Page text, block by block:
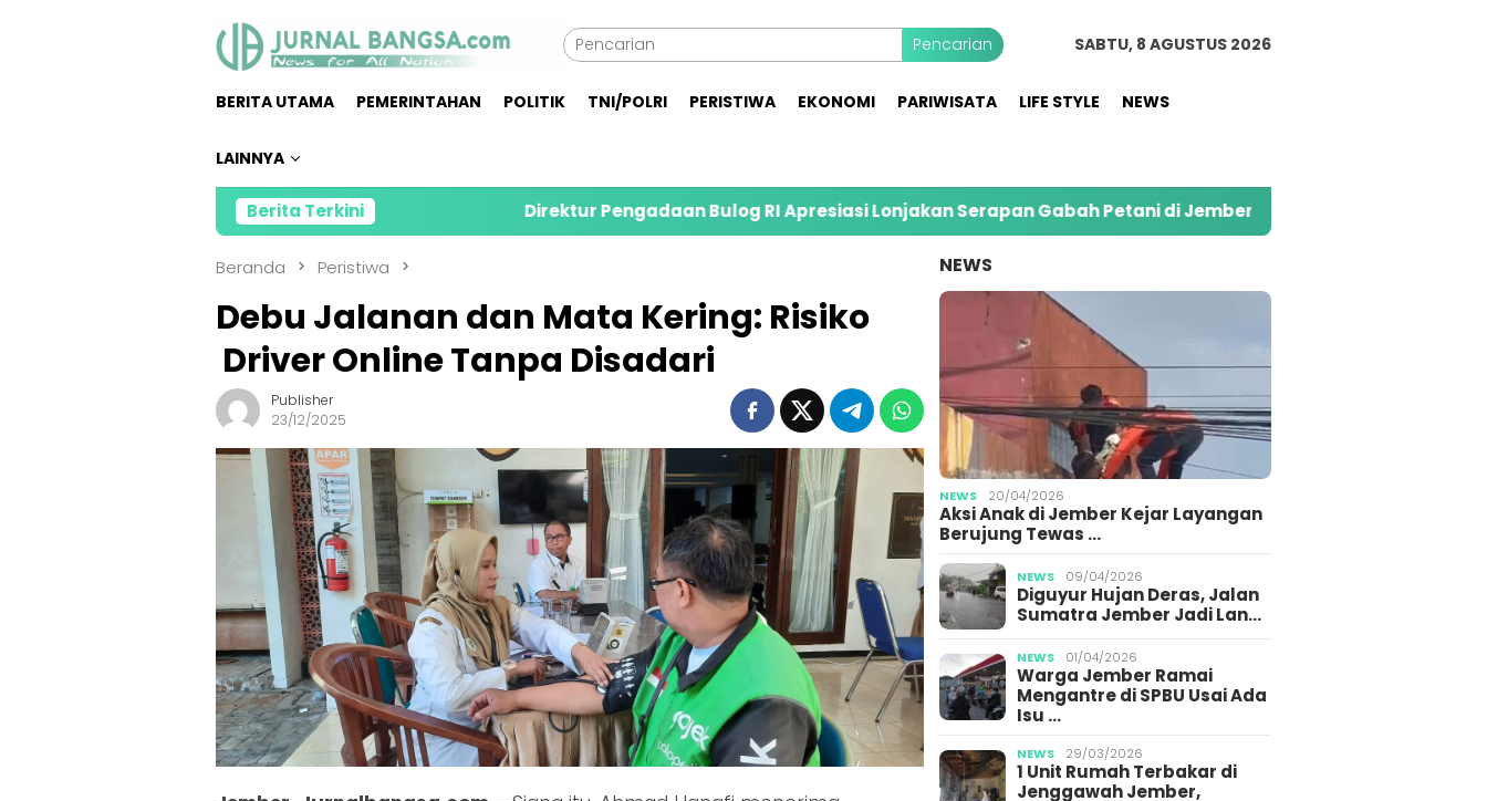
Pencarian SABTU, 8 AGUSTUS 2026
BERITA UTAMA PEMERINTAHAN POLITIK TNI/POLRI PERISTIWA EKONOMI PARIWISATA LIFE STYLE NEWS
LAINNYA
Berita TerkiniDirektur Pengadaan Bulog RI Apresiasi Lonjakan Serapan Gabah Petani di Jember Kolaborasi Alfamart dan Sweety di
Beranda Peristiwa
Debu Jalanan dan Mata Kering: Risiko
Driver Online Tanpa Disadari
Publisher
23/12/2025
NEWS
NEWS 20/04/2026
Aksi Anak di Jember Kejar Layangan
Berujung Tewas …
NEWS 09/04/2026
Diguyur Hujan Deras, Jalan
Sumatra Jember Jadi Lan…
NEWS 01/04/2026
Warga Jember Ramai
Mengantre di SPBU Usai Ada
Isu …
NEWS 29/03/2026
1 Unit Rumah Terbakar di
Jenggawah Jember,